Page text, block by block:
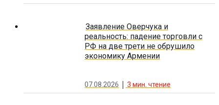
Заявление Оверчука и
реальность: падение торговли с
РФ на две трети не обрушило
экономику Армении
07.08.2026 3 мин. чтение